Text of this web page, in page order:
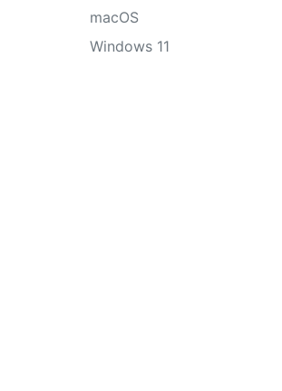
macOS
Windows 11